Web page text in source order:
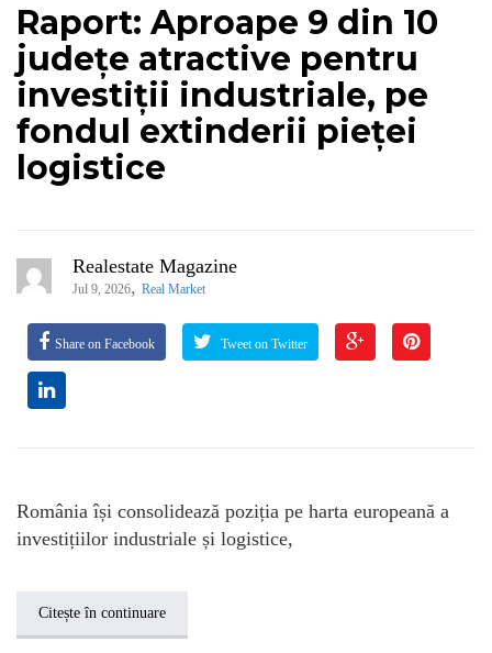
Raport: Aproape 9 din 10
județe atractive pentru
investiții industriale, pe
fondul extinderii pieței
logistice
Realestate Magazine
Jul 9, 2026, Real Market
Share on Facebook Tweet on Twitter
România își consolidează poziția pe harta europeană a
investițiilor industriale și logistice,
Citește în continuare